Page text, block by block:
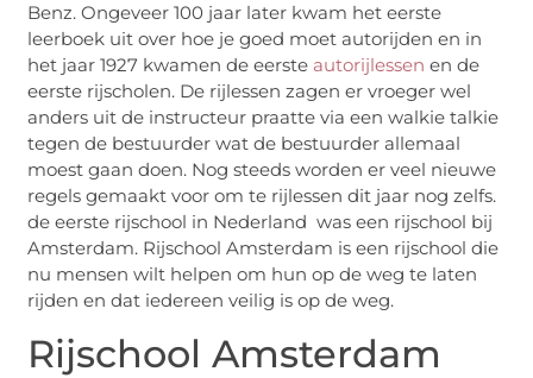
Benz. Ongeveer 100 jaar later kwam het eerste
leerboek uit over hoe je goed moet autorijden en in
het jaar 1927 kwamen de eerste autorijlessen en de
eerste rijscholen. De rijlessen zagen er vroeger wel
anders uit de instructeur praatte via een walkie talkie
tegen de bestuurder wat de bestuurder allemaal
moest gaan doen. Nog steeds worden er veel nieuwe
regels gemaakt voor om te rijlessen dit jaar nog zelfs.
de eerste rijschool in Nederland was een rijschool bij
Amsterdam. Rijschool Amsterdam is een rijschool die
nu mensen wilt helpen om hun op de weg te laten
rijden en dat iedereen veilig is op de weg.
Rijschool Amsterdam